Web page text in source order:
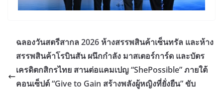
ฉลองวันสตรีสากล 2026 ห้างสรรพสินค้าเซ็นทรัล และห้าง
สรรพสินค้าโรบินสัน ผนึกกำลัง มาสเตอร์การ์ด และบัตร
เครดิตกสิกรไทย สานต่อแคมเปญ “ShePossible” ภายใต้
คอนเซ็ปต์ “Give to Gain สร้างพลังผู้หญิงที่ยั่งยืน” ขับ